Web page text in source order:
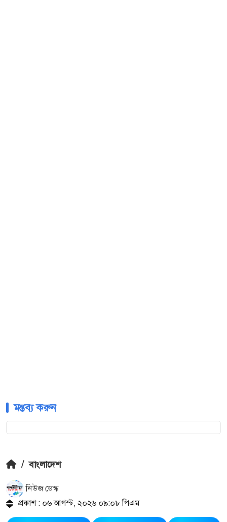
মন্তব্য করুন
/ বাংলাদেশ
নিউজ ডেস্ক
প্রকাশ : ০৬ আগস্ট, ২০২৬ ০৯:০৮ পিএম